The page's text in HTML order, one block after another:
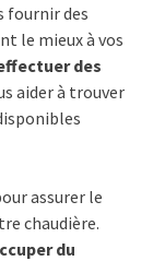
fournir des
le mieux à vos
des
aider à trouver
assurer le
chaudière.
du